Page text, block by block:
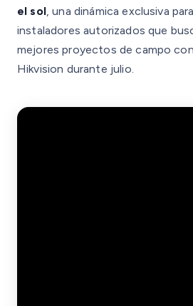
el sol, una dinámica exclusiva
instaladores autorizados que
mejores proyectos de campo
Hikvision durante julio.